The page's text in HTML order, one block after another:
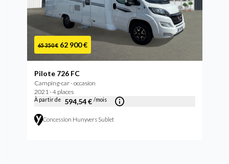
65 350 € 62 900 €
Pilote 726 FC
Camping-car - occasion
2021 - 4 places
À partir de 594,54 € /mois
Concession Hunyvers Sublet